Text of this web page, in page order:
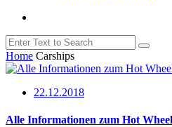
Home Carships
22.12.2018
Alle Informationen zum Hot